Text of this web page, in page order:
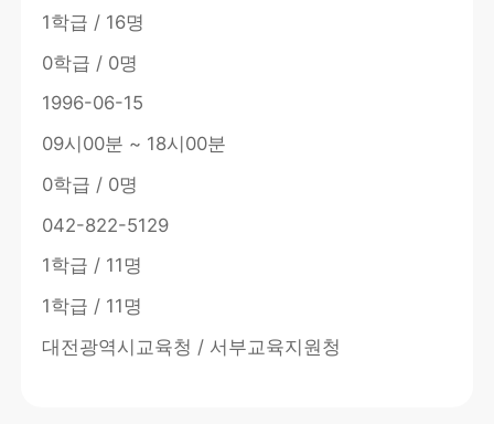
1학급 / 16명
0학급 / 0명
1996-06-15
09시00분 ~ 18시00분
0학급 / 0명
042-822-5129
1학급 / 11명
1학급 / 11명
대전광역시교육청 / 서부교육지원청